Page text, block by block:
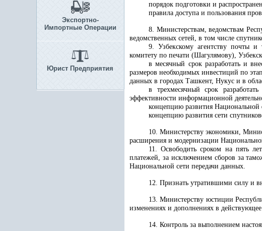
Экспортно-
Импортные Операции
Юрист Предприятия
порядок подготовки и
правила доступа и пользования
8. Министерствам, ведомствам
ведомственных сетей, в том числе
9. Узбекскому агентству почты и
комитету по печати (Шагулямову),
в месячный срок разработать и
размеров необходимых инвестиций по
данных в городах Ташкент, Нукус и в
в трехмесячный срок
эффективности информационной
концепцию развития Национальной
концепцию развития сети
10. Министерству экономики,
расширения и модернизации
11. Освободить сроком на пять
платежей, за исключением сборов за
Национальной сети передачи данных.
12. Признать утратившими силу и
13. Министерству юстиции
изменениях и дополнениях в
14. Контроль за выполнением